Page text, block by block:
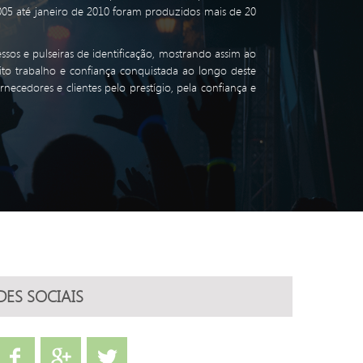
até janeiro de 2010 foram produzidos mais de 20
e pulseiras de identificação, mostrando assim ao
trabalho e confiança conquistada ao longo deste
e clientes pelo prestígio, pela confiança e
SOCIAIS